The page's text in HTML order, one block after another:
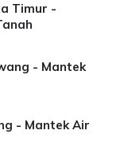
Timur -
- Mantek
- Mantek Air